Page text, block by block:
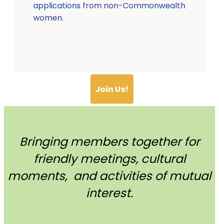
applications from non-Commonwealth
women.
Join Us!
Bringing members together for
friendly meetings, cultural
moments, and activities of mutual
interest.